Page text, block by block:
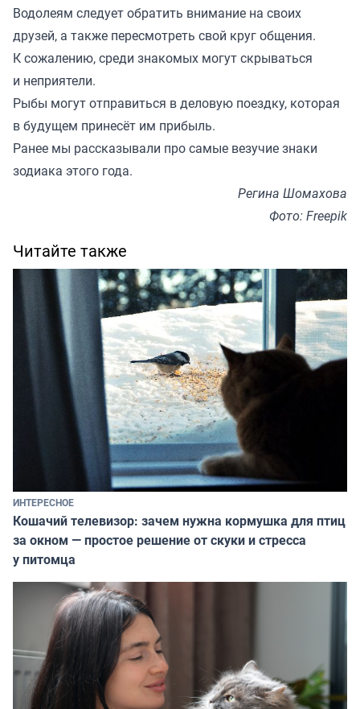
Водолеям следует обратить внимание на своих
друзей, а также пересмотреть свой круг общения.
К сожалению, среди знакомых могут скрываться
и неприятели.
Рыбы могут отправиться в деловую поездку, которая
в будущем принесёт им прибыль.
Ранее мы рассказывали про самые везучие знаки
зодиака этого года.
Регина Шомахова
Фото: Freepik
Читайте также
ИНТЕРЕСНОЕ
Кошачий телевизор: зачем нужна кормушка для птиц
за окном — простое решение от скуки и стресса
у питомца